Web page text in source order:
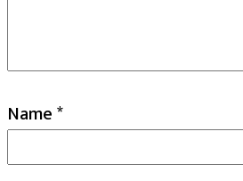
Name*